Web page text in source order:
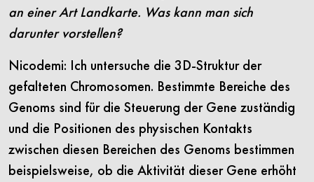
an einer Art Landkarte. Was kann man sich
darunter vorstellen?
Nicodemi: Ich untersuche die 3D-Struktur der
gefalteten Chromosomen. Bestimmte Bereiche des
Genoms sind für die Steuerung der Gene zuständig
und die Positionen des physischen Kontakts
zwischen diesen Bereichen des Genoms bestimmen
beispielsweise, ob die Aktivität dieser Gene erhöht